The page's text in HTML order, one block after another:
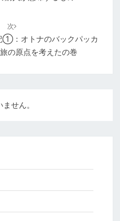
次
①：オトナのバックパッカ
の原点を考えたの巻
せん。